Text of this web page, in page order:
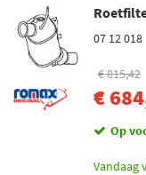
07 12 018
€ 815,42
€
Op
Vandaag